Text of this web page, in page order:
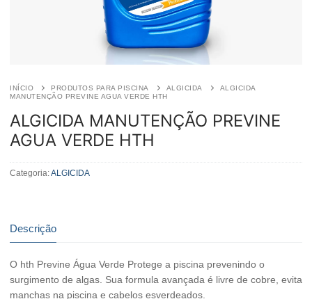
INÍCIO PRODUTOS PARA PISCINA ALGICIDA
ALGICIDA
MANUTENÇÃO PREVINE AGUA VERDE HTH
ALGICIDA MANUTENÇÃO PREVINE
AGUA VERDE HTH
Categoria:ALGICIDA
Descrição
O hth Previne Água Verde Protege a piscina prevenindo o
surgimento de algas. Sua formula avançada é livre de cobre, evita
manchas na piscina e cabelos esverdeados.